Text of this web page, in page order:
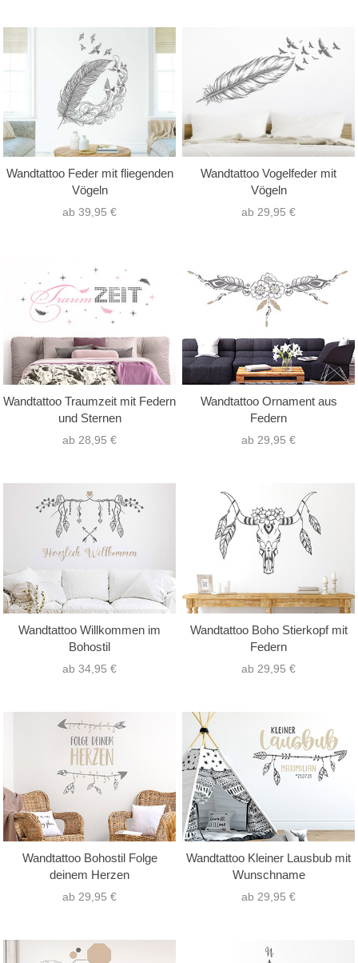
Wandtattoo Feder mit fliegenden
Vögeln
ab 39,95 €
Wandtattoo Vogelfeder mit
Vögeln
ab 29,95 €
Wandtattoo Traumzeit mit Federn
und Sternen
ab 28,95 €
Wandtattoo Ornament aus
Federn
ab 29,95 €
Wandtattoo Willkommen im
Bohostil
ab 34,95 €
Wandtattoo Boho Stierkopf mit
Federn
ab 29,95 €
Wandtattoo Bohostil Folge
deinem Herzen
ab 29,95 €
Wandtattoo Kleiner Lausbub mit
Wunschname
ab 29,95 €